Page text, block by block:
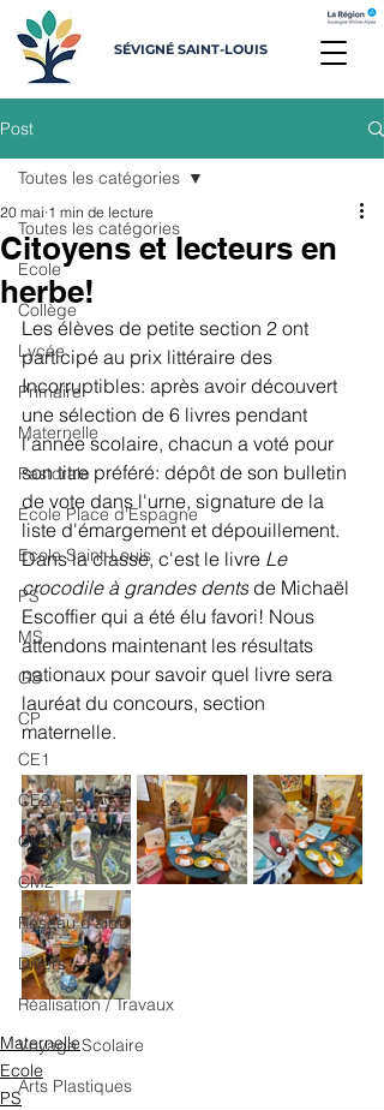
SÉVIGNÉ SAINT-LOUIS
Post
Toutes les catégories
Ecole
Collège
Lycée
Primaire
Maternelle
Pastorale
Ecole Place d'Espagne
Ecole Saint-Louis
PS
MS
GS
CP
CE1
CE2
CM1
CM2
Réseau d'aide
Divers
Réalisation / Travaux
Voyage Scolaire
Arts Plastiques
Toutes les catégories
Citoyens et lecteurs en
herbe!
20 mai 1 min de lecture
Les élèves de petite section 2 ont
participé au prix littéraire des
Incorruptibles: après avoir découvert
une sélection de 6 livres pendant
l'année scolaire, chacun a voté pour
son titre préféré: dépôt de son bulletin
de vote dans l'urne, signature de la
liste d'émargement et dépouillement.
Dans la classe, c'est le livre Le
crocodile à grandes dents de Michaël
Escoffier qui a été élu favori! Nous
attendons maintenant les résultats
nationaux pour savoir quel livre sera
lauréat du concours, section
maternelle.
Maternelle
Ecole
PS